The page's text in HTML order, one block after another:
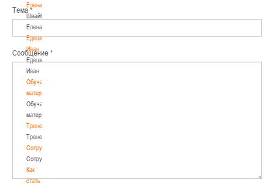
Елена
Швайбович
Елена
Едешко
Иван
Едешко
Иван
Обучающие
материалы
Обучающие
материалы
Тренерам
Тренерам
Сотрудничество
Сотрудничество
Как
стать
Тема*
Сообщение *